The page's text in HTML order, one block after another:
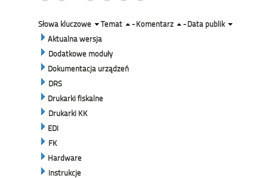
Słowa kluczowe Temat -Komentarz -Data publik
Aktualna wersja
Dodatkowe moduły
Dokumentacja urządzeń
DRS
Drukarki fiskalne
Drukarki KK
EDI
FK
Hardware
Instrukcje